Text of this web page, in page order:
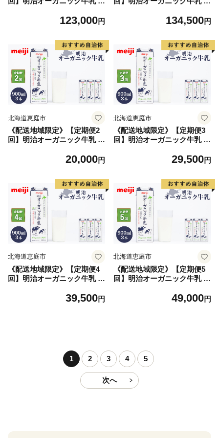
123,000円 134,500円
北海道恵庭市
《配送地域限定》【定期便2
回】明治オーガニック牛乳 9
20,000円
北海道恵庭市
《配送地域限定》【定期便3
回】明治オーガニック牛乳 9
29,500円
北海道恵庭市
《配送地域限定》【定期便4
回】明治オーガニック牛乳 9
39,500円
北海道恵庭市
《配送地域限定》【定期便5
回】明治オーガニック牛乳 9
49,000円
1 2 3 4 5
次へ